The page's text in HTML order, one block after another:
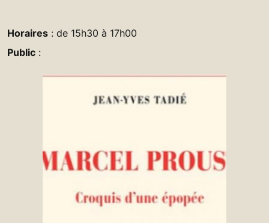
Horaires : de 15h30 à 17h00
Public :